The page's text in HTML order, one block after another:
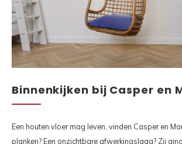
Binnenkijken bij Casper en
Een houten vloer mag leven, vinden Casper en
planken? Een onzichtbare afwerkingslaag? Zij